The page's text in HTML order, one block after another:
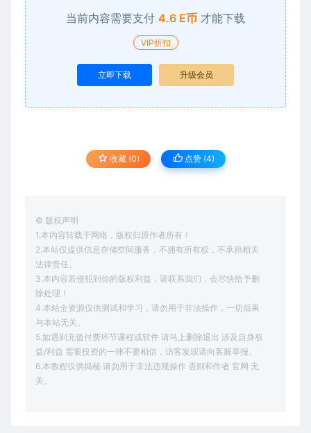
当前内容需要支付 4.6 E币 才能下载
VIP折扣
立即下载 升级会员
收藏 (0) 点赞 (4)
© 版权声明
1.本内容转载于网络，版权归原作者所有！
2.本站仅提供信息存储空间服务，不拥有所有权，不承担相关
法律责任。
3.本内容若侵犯到你的版权利益，请联系我们，会尽快给予删
除处理！
4.本站全资源仅供测试和学习，请勿用于非法操作，一切后果
与本站无关。
5.如遇到充值付费环节课程或软件 请马上删除退出 涉及自身权
益/利益 需要投资的一律不要相信，访客发现请向客服举报。
6.本教程仅供揭秘 请勿用于非法违规操作 否则和作者 官网 无
关。